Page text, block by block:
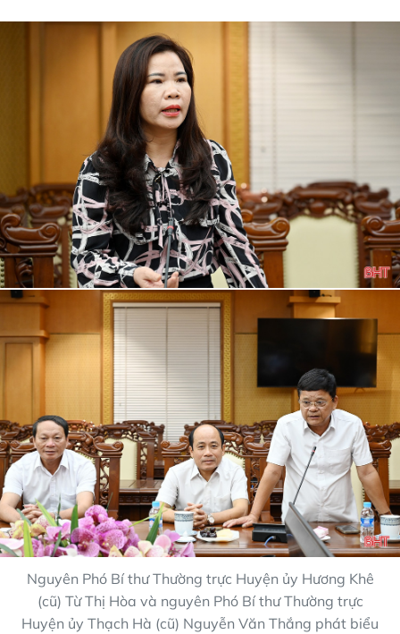
Nguyên Phó Bí thư Thường trực Huyện ủy Hương Khê
(cũ) Từ Thị Hòa và nguyên Phó Bí thư Thường trực
Huyện ủy Thạch Hà (cũ) Nguyễn Văn Thắng phát biểu